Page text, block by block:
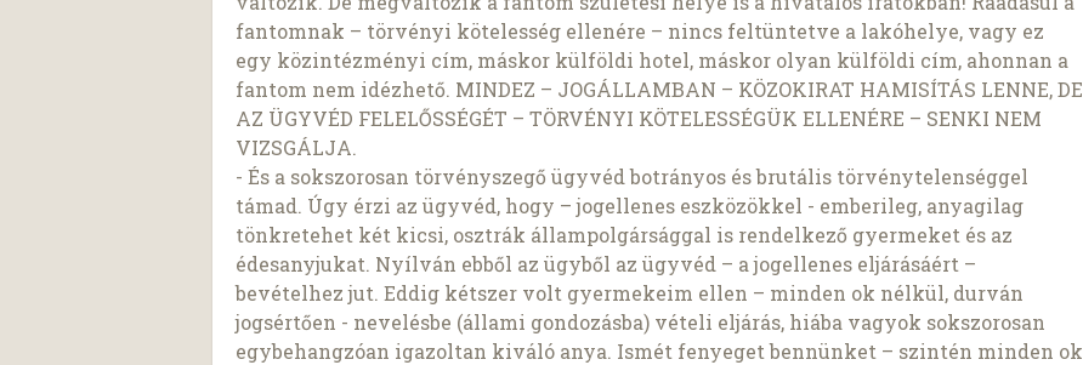
fantomnak – törvényi kötelesség ellenére – nincs feltüntetve a lakóhelye, vagy ez
egy közintézményi cím, máskor külföldi hotel, máskor olyan külföldi cím, ahonnan a
fantom nem idézhető. MINDEZ – JOGÁLLAMBAN – KÖZOKIRAT HAMISÍTÁS LENNE, DE
AZ ÜGYVÉD FELELŐSSÉGÉT – TÖRVÉNYI KÖTELESSÉGÜK ELLENÉRE – SENKI NEM
VIZSGÁLJA.
- És a sokszorosan törvényszegő ügyvéd botrányos és brutális törvénytelenséggel
támad. Úgy érzi az ügyvéd, hogy – jogellenes eszközökkel - emberileg, anyagilag
tönkretehet két kicsi, osztrák állampolgársággal is rendelkező gyermeket és az
édesanyjukat. Nyílván ebből az ügyből az ügyvéd – a jogellenes eljárásáért –
bevételhez jut. Eddig kétszer volt gyermekeim ellen – minden ok nélkül, durván
jogsértően - nevelésbe (állami gondozásba) vételi eljárás, hiába vagyok sokszorosan
egybehangzóan igazoltan kiváló anya. Ismét fenyeget bennünket – szintén minden ok